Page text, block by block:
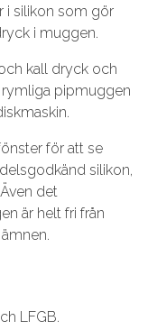
i silikon som gör
i muggen.
kall dryck och
pipmuggen
för att se
silikon,
det
är helt fri från
LFGB.